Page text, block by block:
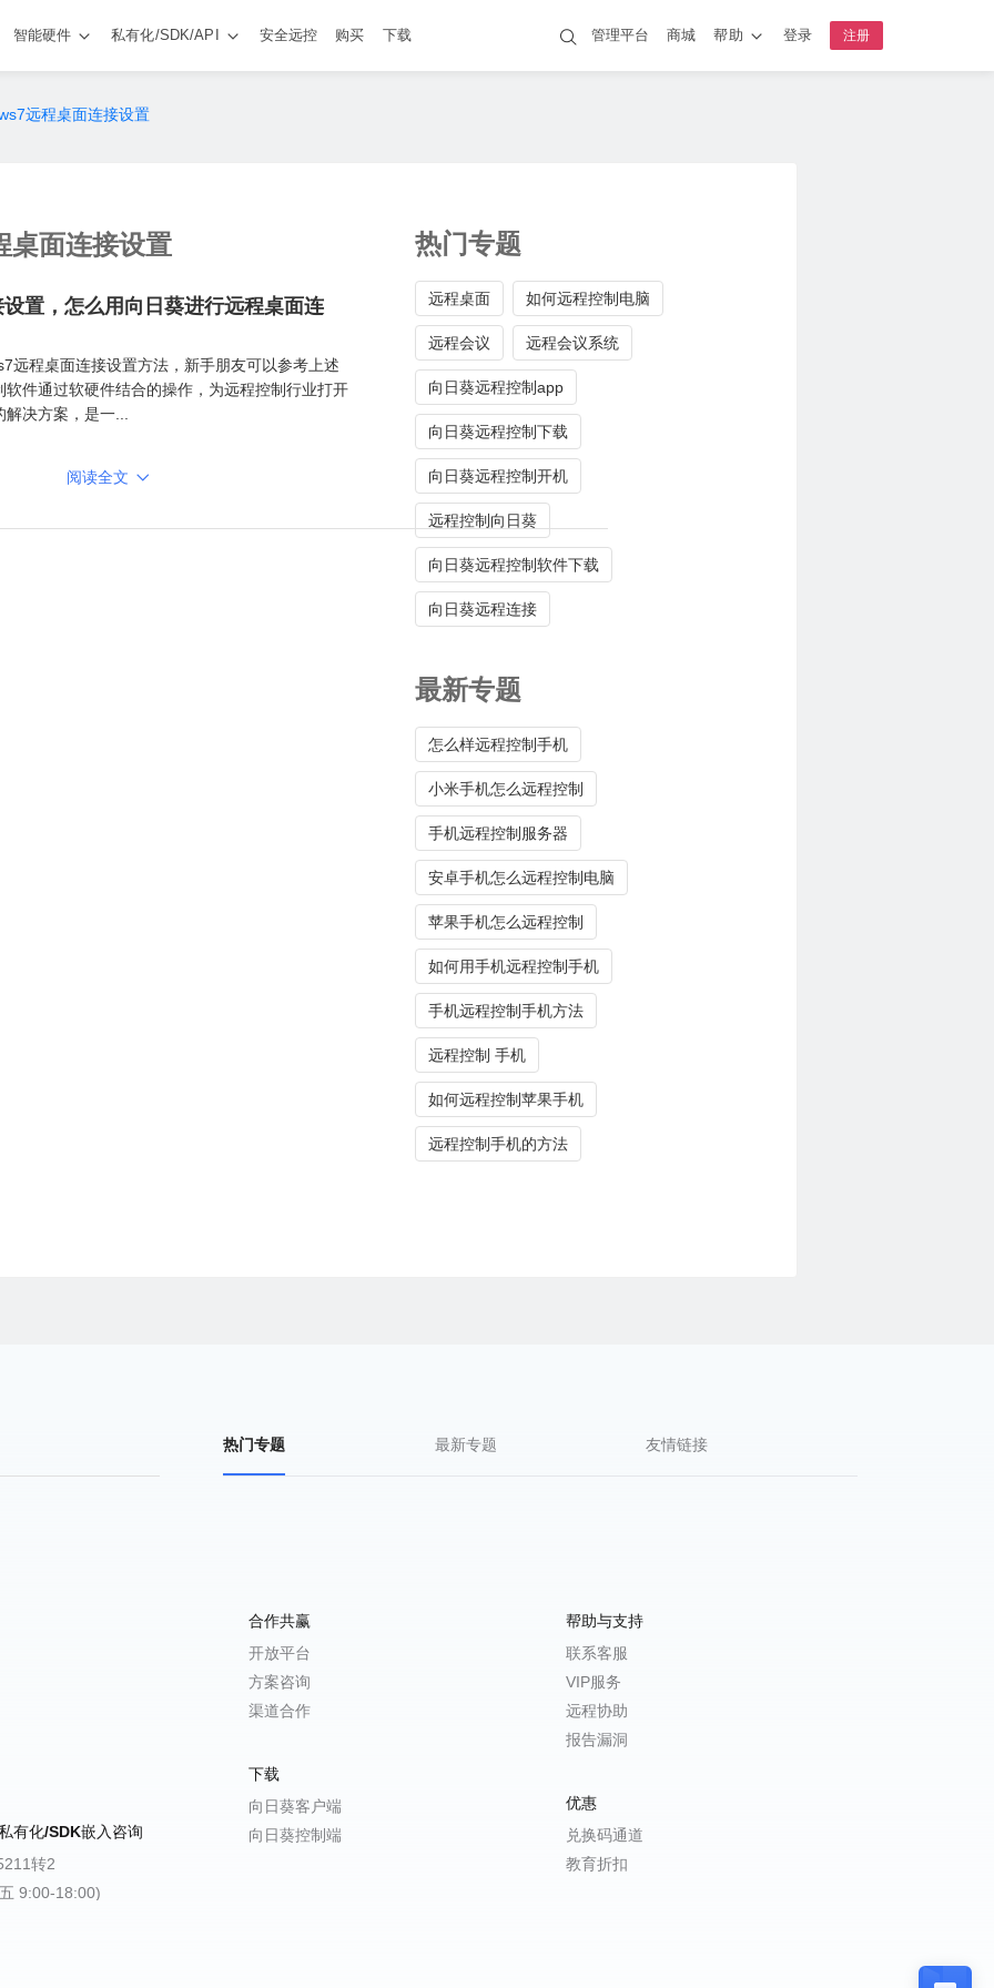
智能硬件 私有化/SDK/API 安全远控 购买 下载 管理平台 商城 帮助 登录 注册
远程桌面连接设置
热门专题
远程桌面 如何远程控制电脑
远程会议 远程会议系统
向日葵远程控制app
向日葵远程控制下载
向日葵远程控制开机
远程控制向日葵
向日葵远程控制软件下载
向日葵远程连接
最新专题
怎么样远程控制手机
小米手机怎么远程控制
手机远程控制服务器
安卓手机怎么远程控制电脑
苹果手机怎么远程控制
如何用手机远程控制手机
手机远程控制手机方法
远程控制 手机
如何远程控制苹果手机
远程控制手机的方法
面连接设置
置，怎么用向日葵进行远程桌面连
远程桌面连接设置方法，新手朋友可以参考上述
件通过软硬件结合的操作，为远程控制行业打开
决方案，是一...
阅读全文 
热门专题 最新专题 友情链接
有化/SDK嵌入咨询
转2
9:00-18:00)
合作共赢
开放平台
方案咨询
渠道合作
下载
向日葵客户端
向日葵控制端
帮助与支持
联系客服
VIP服务
远程协助
报告漏洞
优惠
兑换码通道
教育折扣